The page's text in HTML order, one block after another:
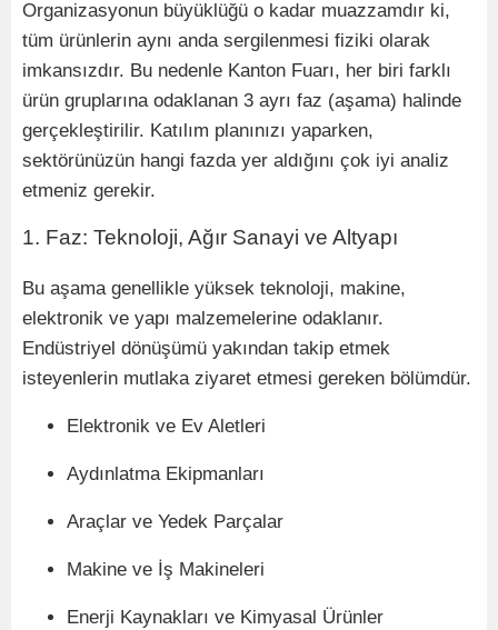
Organizasyonun büyüklüğü o kadar muazzamdır ki,
tüm ürünlerin aynı anda sergilenmesi fiziki olarak
imkansızdır. Bu nedenle Kanton Fuarı, her biri farklı
ürün gruplarına odaklanan 3 ayrı faz (aşama) halinde
gerçekleştirilir. Katılım planınızı yaparken,
sektörünüzün hangi fazda yer aldığını çok iyi analiz
etmeniz gerekir.
1. Faz: Teknoloji, Ağır Sanayi ve Altyapı
Bu aşama genellikle yüksek teknoloji, makine,
elektronik ve yapı malzemelerine odaklanır.
Endüstriyel dönüşümü yakından takip etmek
isteyenlerin mutlaka ziyaret etmesi gereken bö lümdür.
Elektronik ve Ev Aletleri
Aydınlatma Ekipmanları
Araçlar ve Yedek Parçalar
Makine ve İş Makineleri
Enerji Kaynakları ve Kimyasal Ürünler